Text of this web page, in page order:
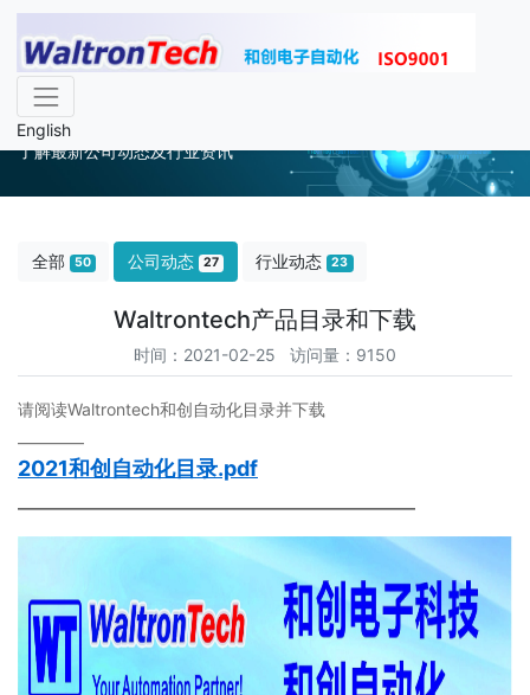
English
公司动态
了解最新公司动态及行业资讯
全部 50 公司动态 27 行业动态 23
Waltrontech产品目录和下载
时间：2021-02-25 访问量：9150
请阅读Waltrontech和创自动化目录并下载
————
2021和创自动化目录.pdf
————————————————————————